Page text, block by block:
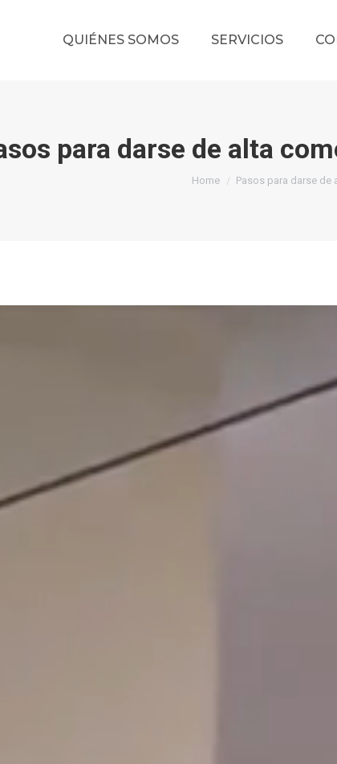
QUIÉNES SOMOS SERVICIOS
para darse de alta
You are here:
Home Pasos para darse de